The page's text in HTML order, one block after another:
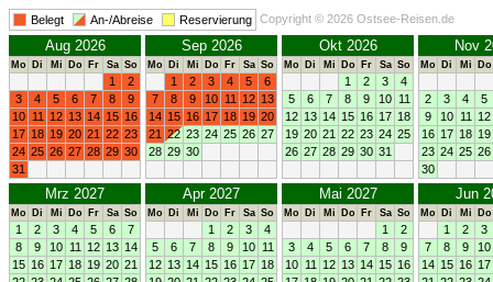
Belegt An-/Abreise Reservierung Copyright © 2026 Ostsee-Reisen.de
Aug 2026
Mo Di Mi Do Fr Sa So
1
2
3
4 5 6 7 8
9
10 11 12 13 14 15 16
17 18 19 20 21 22 23
24 25 26 27 28 29 30
31
Sep 2026
Mo Di Mi Do Fr Sa So
1 2 3 4 5
6
7
8 9 10 11 12 13
14 15 16 17 18 19 20
21 22 23 24 25 26 27
28 29 30
Okt 2026
Mo Di Mi Do Fr Sa So
1 2 3
4
5
6 7 8 9 10 11
12 13 14 15 16 17 18
19 20 21 22 23 24 25
26 27 28 29 30 31
Nov
Mo Di Mi Do
2 3 4
5
9
10 11
12
16 17 18 19
23 24 25 26
30
Mrz 2027
Mo Di Mi Do Fr Sa So
1 2 3 4 5 6
7
8
9 10 11 12 13 14
15 16 17 18 19 20 21
Apr 2027
Mo Di Mi Do Fr Sa So
1 2 3
4
5
6 7 8 9 10 11
12 13 14 15 16 17 18
Mai 2027
Mo Di Mi Do Fr Sa So
1
2
3
4 5 6 7 8
9
10 11 12 13 14 15 16
Jun
Mo Di Mi Do
1 2
3
7
8 9
10
14 15 16 17